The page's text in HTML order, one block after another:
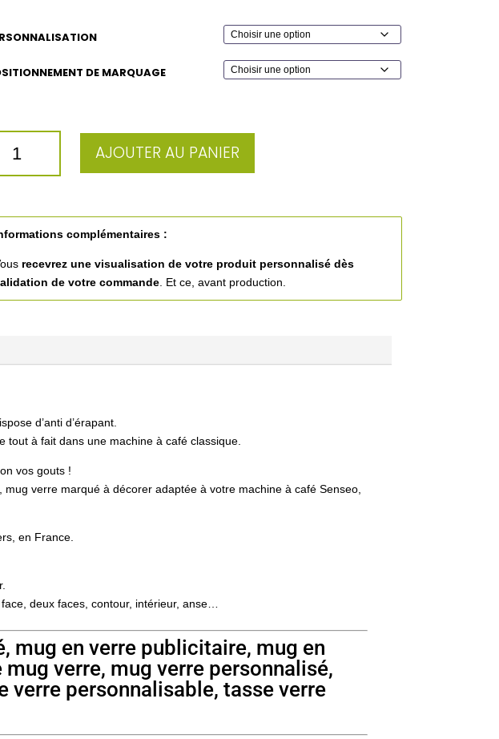
DE MARQUAGE
AJOUTER AU PANIER
complémentaires :
recevrez une visualisation de votre produit personnalisé dès
de votre commande. Et ce, avant production.
d’anti d’érapant.
à fait dans une machine à café classique.
vos gouts !
verre marqué à décorer adaptée à votre machine à café Senseo,
en France.
deux faces, contour, intérieur, anse…
mug en verre publicitaire, mug en
verre, mug verre personnalisé,
verre personnalisable, tasse verre